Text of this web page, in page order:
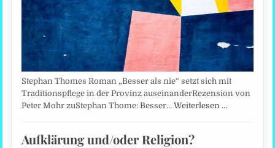
Stephan Thomes Roman „Besser als nie“ setzt sich mit
Traditionspflege in der Provinz auseinanderRezension von
Peter Mohr zuStephan Thome: Besser…Weiterlesen …
Aufklärung und/oder Religion?